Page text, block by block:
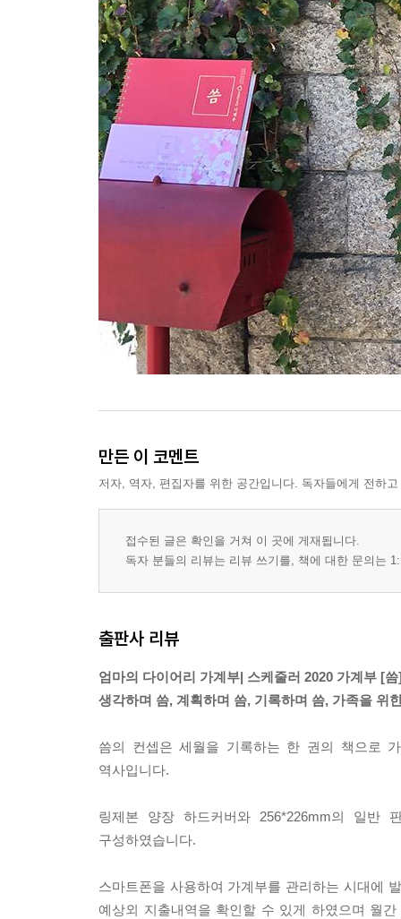
만든 이 코멘트
저자, 역자, 편집자를 위한 공간입니다. 독자들에게 전하
접수된 글은 확인을 거쳐 이 곳에 게재됩니다.
독자 분들의 리뷰는 리뷰 쓰기를, 책에 대한 문의는
출판사 리뷰
엄마의 다이어리 가계부| 스케줄러 2020 가계부 [
생각하며 씀, 계획하며 씀, 기록하며 씀, 가족을 위
씀의 컨셉은 세월을 기록하는 한 권의 책으로
역사입니다.
링제본 양장 하드커버와 256*226mm의 일반
구성하였습니다.
스마트폰을 사용하여 가계부를 관리하는 시대에
예상외 지출내역을 확인할 수 있게 하였으며 월